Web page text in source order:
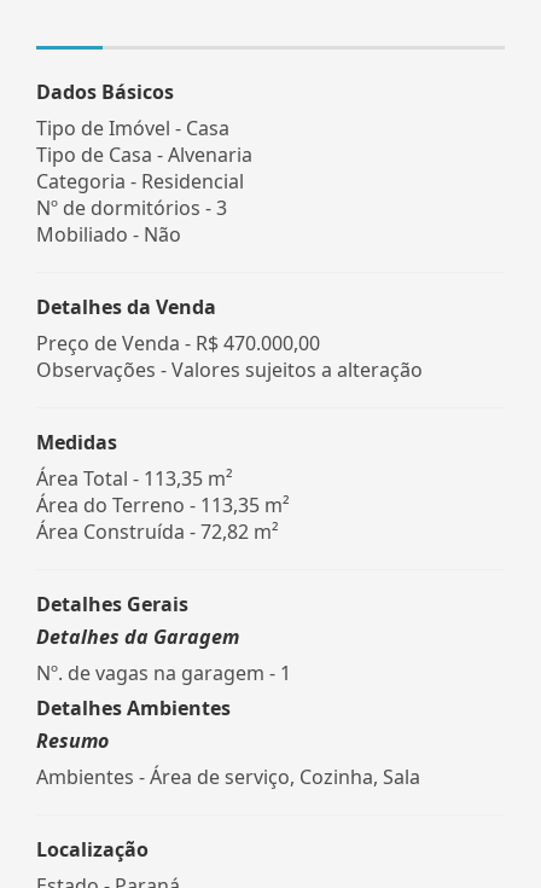
Dados Básicos
Tipo de Imóvel - Casa
Tipo de Casa - Alvenaria
Categoria - Residencial
Nº de dormitórios - 3
Mobiliado - Não
Detalhes da Venda
Preço de Venda - R$ 470.000,00
Observações - Valores sujeitos a alteração
Medidas
Área Total - 113,35 m²
Área do Terreno - 113,35 m²
Área Construída - 72,82 m²
Detalhes Gerais
Detalhes da Garagem
Nº. de vagas na garagem - 1
Detalhes Ambientes
Resumo
Ambientes - Área de serviço, Cozinha, Sala
Localização